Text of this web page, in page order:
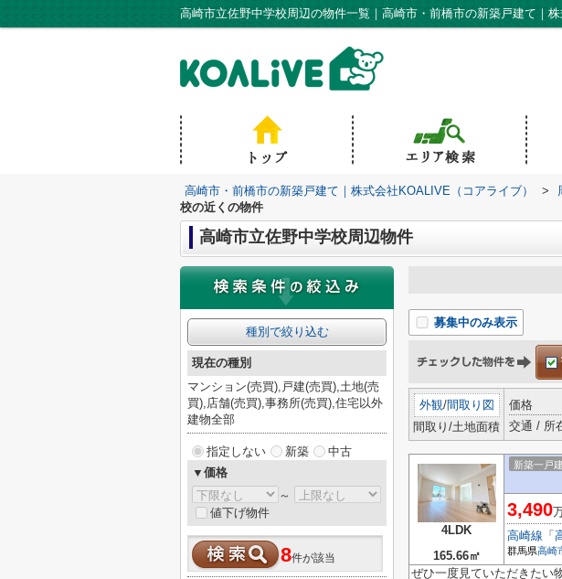
高崎市・前橋市の新築戸建て｜株式会社KOALIVE（コアライブ） >
校の近くの物件
高崎市立佐野中学校周辺物件
募集中のみ表示
外観/間取り図
間取り/土地面積
価格
交通 / 所
4LDK
165.66㎡
新築一戸建
3,490
高崎線 「
群馬県高崎
ぜひ一度見ていただきたい
種別で絞り込む
現在の種別
マンション(売買),戸建(売買),土地(売
買),店舗(売買),事務所(売買),住宅以外
建物全部
指定しない 新築
中古
▼価格
～
値下げ物件
8件が該当